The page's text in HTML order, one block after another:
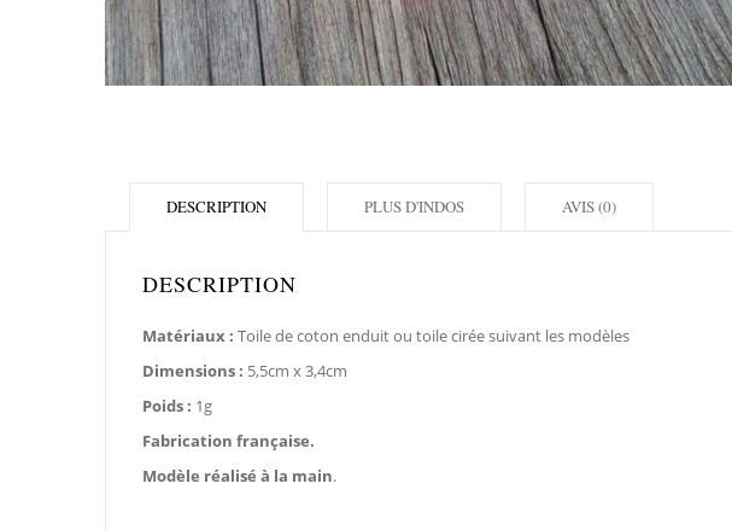
DESCRIPTION
DESCRIPTION
Matériaux : Toile de coton enduit ou toile cirée suivant les modèles
Dimensions : 5,5cm x 3,4cm
Poids : 1g
Fabrication française.
Modèle réalisé à la main.
PLUS D'INDOS AVIS (0)